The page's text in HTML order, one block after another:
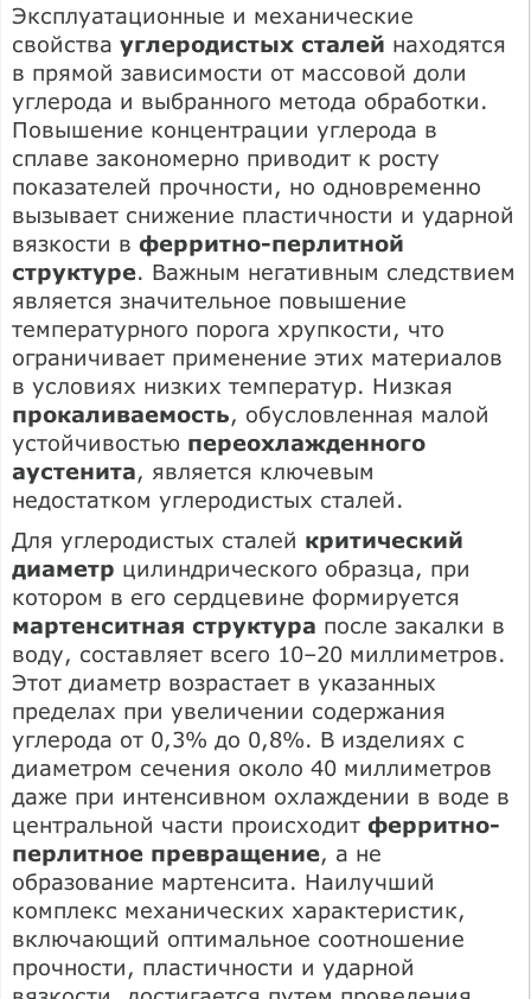
Эксплуатационные и механические
свойства углеродистых сталей находятся
в прямой зависимости от массовой доли
углерода и выбранного метода обработки.
Повышение концентрации углерода в
сплаве закономерно приводит к росту
показателей прочности, но одновременно
вызывает снижение пластичности и ударной
вязкости в ферритно-перлитной
структуре. Важным негативным следствием
является значительное повышение
температурного порога хрупкости, что
ограничивает применение этих материалов
в условиях низких температур. Низкая
прокаливаемость, обусловленная малой
устойчивостью переохлажденного
аустенита, является ключевым
недостатком углеродистых сталей.
Для углеродистых сталей критический
диаметр цилиндрического образца, при
котором в его сердцевине формируется
мартенситная структура после закалки в
воду, составляет всего 10–20 миллиметров.
Этот диаметр возрастает в указанных
пределах при увеличении содержания
углерода от 0,3% до 0,8%. В изделиях с
диаметром сечения около 40 миллиметров
даже при интенсивном охлаждении в воде в
центральной части происходит ферритно-
перлитное превращение, а не
образование мартенсита. Наилучший
комплекс механических характеристик,
включающий оптимальное соотношение
прочности, пластичности и ударной